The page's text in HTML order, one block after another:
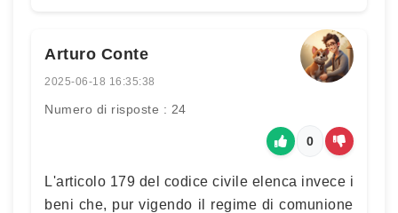
Arturo Conte
2025-06-18 16:35:38
Numero di risposte : 24
0
L'articolo 179 del codice civile elenca invece i
beni che, pur vigendo il regime di comunione